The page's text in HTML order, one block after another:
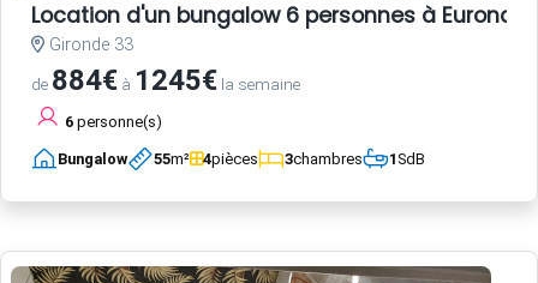
Location d'un bungalow 6 personnes à Euronat
Gironde 33
de 884€ à 1245€ la semaine
6 personne(s)
Bungalow 55m² 4pièces 3chambres 1SdB